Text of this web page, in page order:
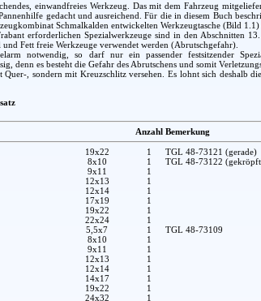
einwandfreies Werkzeug. Das mit dem Fahrzeug
gedacht und ausreichend. Für die in diesem Buch
Schmalkalden entwickelten Werkzeugtasche (Bild
erforderlichen Spezialwerkzeuge sind in den Abschnitten
Fett freie Werkzeuge verwendet werden (Abrutschgefahr).
notwendig, so darf nur ein passender festsitzender
denn es besteht die Gefahr des Abrutschens und somit
, sondern mit Kreuzschlitz versehen. Es lohnt sich deshalb
Anzahl Bemerkung
19x22 1
TGL 48-73121 (gerade)
8x10
9x11
12x13
12x14
17x19
19x22
22x24
1
1
1
1
1
1
1
TGL 48-73122
5,5x7
8x10
9x11
12x13
12x14
14x17
19x22
24x32
1
1
1
1
1
1
1
1
TGL 48-73109